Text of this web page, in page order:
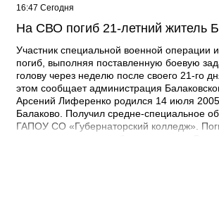
16:47 Сегодня
На СВО погиб 21-летний житель
Участник специальной военной операции
погиб, выполняя поставленную боевую
голову через неделю после своего 21-го
этом сообщает администрация
Арсений Лиференко родился 14 июля 2005
Балаково. Получил средне-специальное
ГАПОУ СО «Губернаторский колледж».